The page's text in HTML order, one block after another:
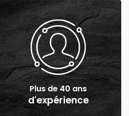
Plus de 40 ans
d'expérience